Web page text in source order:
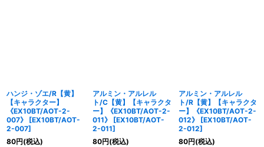
ハンジ・ゾエ/R【黄】
【キャラクター】
《EX10BT/AOT-2-
007》
[EX10BT/AOT-
2-007]
80円(税込)
アルミン・アルレル
ト/C【黄】【キャラクタ
ー】《EX10BT/AOT-2-
011》
[EX10BT/AOT-
2-011]
80円(税込)
アルミン・アルレル
ト/R【黄】【キャラクタ
ー】《EX10BT/AOT-2-
012》
[EX10BT/AOT-
2-012]
80円(税込)